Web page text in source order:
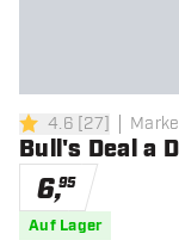
4.64.6 [27] Marke
Bull's Deal a
6,95
Auf Lager